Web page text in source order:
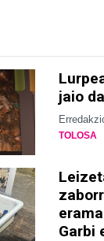
jaio da
TOLOSA
Garbi